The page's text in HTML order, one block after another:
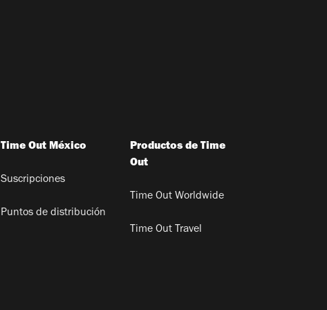
Time Out México
Suscripciones
Puntos de distribución
Productos de Time
Out
Time Out Worldwide
Time Out Travel